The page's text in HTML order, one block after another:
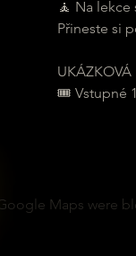
🧘 Na
Přineste si
🎟 Vstupné
Maps were